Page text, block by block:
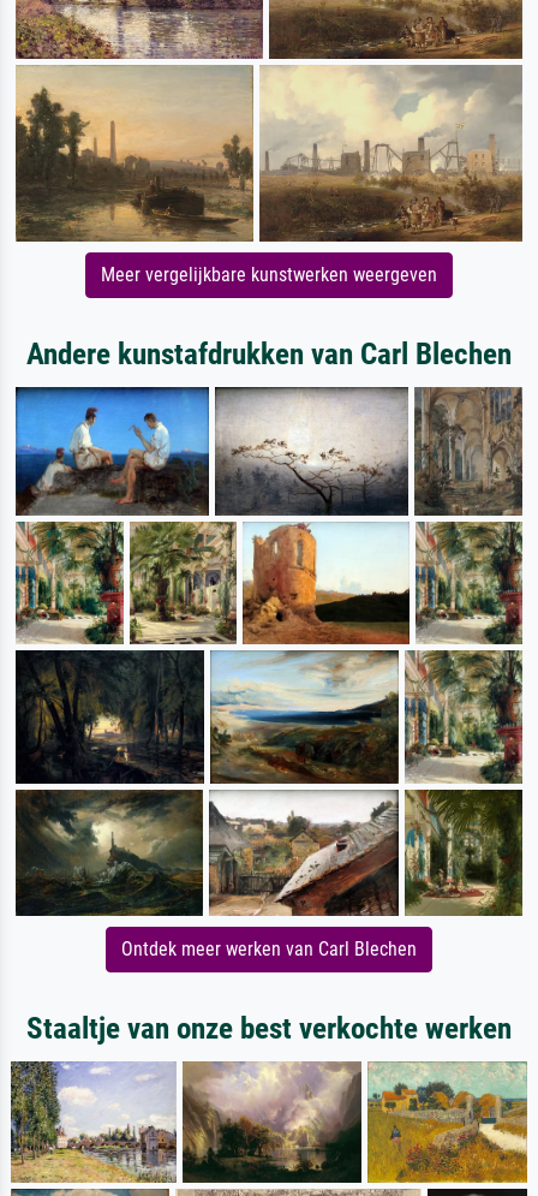
Meer vergelijkbare kunstwerken weergeven
Andere kunstafdrukken van Carl Blechen
Ontdek meer werken van Carl Blechen
Staaltje van onze best verkochte werken